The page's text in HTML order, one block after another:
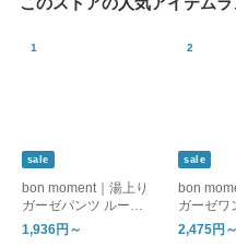
sale
bon moment｜湯上り
ガーゼパンツ ルーム
パンツ
1,936円～
sale
bon
ガーゼワ
ームワン
2,475円～